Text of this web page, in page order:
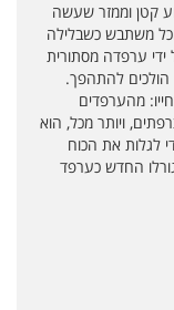
קטן וממזר שעשה
משתבש כשבלילה
ידי ערפדה מסתורית
הולכים להתהפך.
מהערפדים
ויותר מכל, הוא
לגלות את הכוח
החדש כערפד